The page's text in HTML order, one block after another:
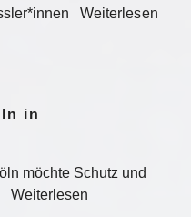
Weiterlesen
in
möchte Schutz und
Weiterlesen